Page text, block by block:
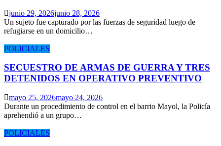
junio 29, 2026junio 28, 2026
Un sujeto fue capturado por las fuerzas de seguridad luego de
refugiarse en un domicilio…
POLICIALES
SECUESTRO DE ARMAS DE GUERRA Y TRES
DETENIDOS EN OPERATIVO PREVENTIVO
mayo 25, 2026mayo 24, 2026
Durante un procedimiento de control en el barrio Mayol, la Policía
aprehendió a un grupo…
POLICIALES